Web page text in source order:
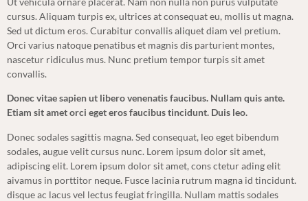
cursus. Aliquam turpis ex, ultrices at consequat eu, mollis ut magna.
Sed ut dictum eros. Curabitur convallis aliquet diam vel pretium.
Orci varius natoque penatibus et magnis dis parturient montes,
nascetur ridiculus mus. Nunc pretium tempor turpis sit amet
convallis.
Donec vitae sapien ut libero venenatis faucibus. Nullam quis ante.
Etiam sit amet orci eget eros faucibus tincidunt. Duis leo.
Donec sodales sagittis magna. Sed consequat, leo eget bibendum
sodales, augue velit cursus nunc. Lorem ipsum dolor sit amet,
adipiscing elit. Lorem ipsum dolor sit amet, cons ctetur ading elit
aivamus in porttitor neque. Fusce lacinia rutrum magna id tincidunt.
disque ac lacus vel lectus feugiat fringilla. Nullam mattis sodales